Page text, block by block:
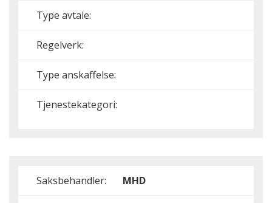
Type avtale:
Regelverk:
Type anskaffelse:
Tjenestekategori:
Saksbehandler: MHD